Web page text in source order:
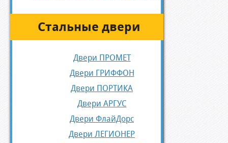
Стальные двери
Двери ПРОМЕТ
Двери ГРИФФОН
Двери ПОРТИКА
Двери АРГУС
Двери ФлайДорс
Двери ЛЕГИОНЕР